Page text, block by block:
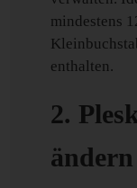
mindestens
enthalten.
2.
ändern